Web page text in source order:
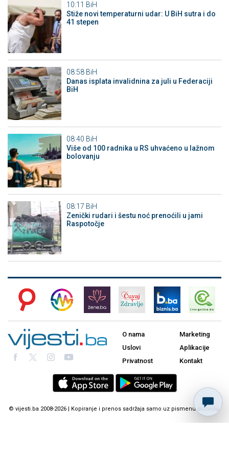
10:11 BiH
Stiže novi temperaturni udar: U BiH sutra i do
41 stepen
08:58 BiH
Danas isplata invalidnina za juli u Federaciji
BiH
08:40 BiH
Više od 100 radnika u RS uhvaćeno u lažnom
bolovanju
08:17 BiH
Zenički rudari i šestu noć prenoćili u jami
Raspotočje
O nama
Uslovi
Privatnost
Marketing
Aplikacije
Kontakt
© vijesti.ba 2008-2026 | Kopiranje i prenos sadržaja samo uz pismenu dozvolu.